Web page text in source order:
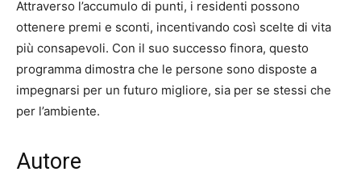
Attraverso l’accumulo di punti, i residenti possono
ottenere premi e sconti, incentivando così scelte di vita
più consapevoli. Con il suo successo finora, questo
programma dimostra che le persone sono disposte a
impegnarsi per un futuro migliore, sia per se stessi che
per l’ambiente.
Autore